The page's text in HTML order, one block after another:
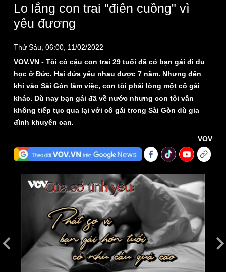
Tổ chức nhân sự
Quốc hội
Nhận diện sự thật
Dự báo thời tiết
Giáo dục
Cuộc sống đó đây
Multimedia
Video
Ảnh
E-Magazine
Infographic
Lo lắng con trai "điên cuồng" vì
yêu đương
Thứ Sáu, 06:00, 11/02/2022
VOV.VN - Tôi có cậu con trai 29 tuổi đã có bạn gái đi du
học ở Đức. Hai đứa yêu nhau được 7 năm. Nhưng đến
khi vào Sài Gòn làm việc, con tôi phải lòng một cô gái
khác. Dù nay bạn gái đã về nước nhưng con tôi vẫn
không tiếp tục qua lại với cô gái trong Sài Gòn dù gia
đình khuyên can.
VOV